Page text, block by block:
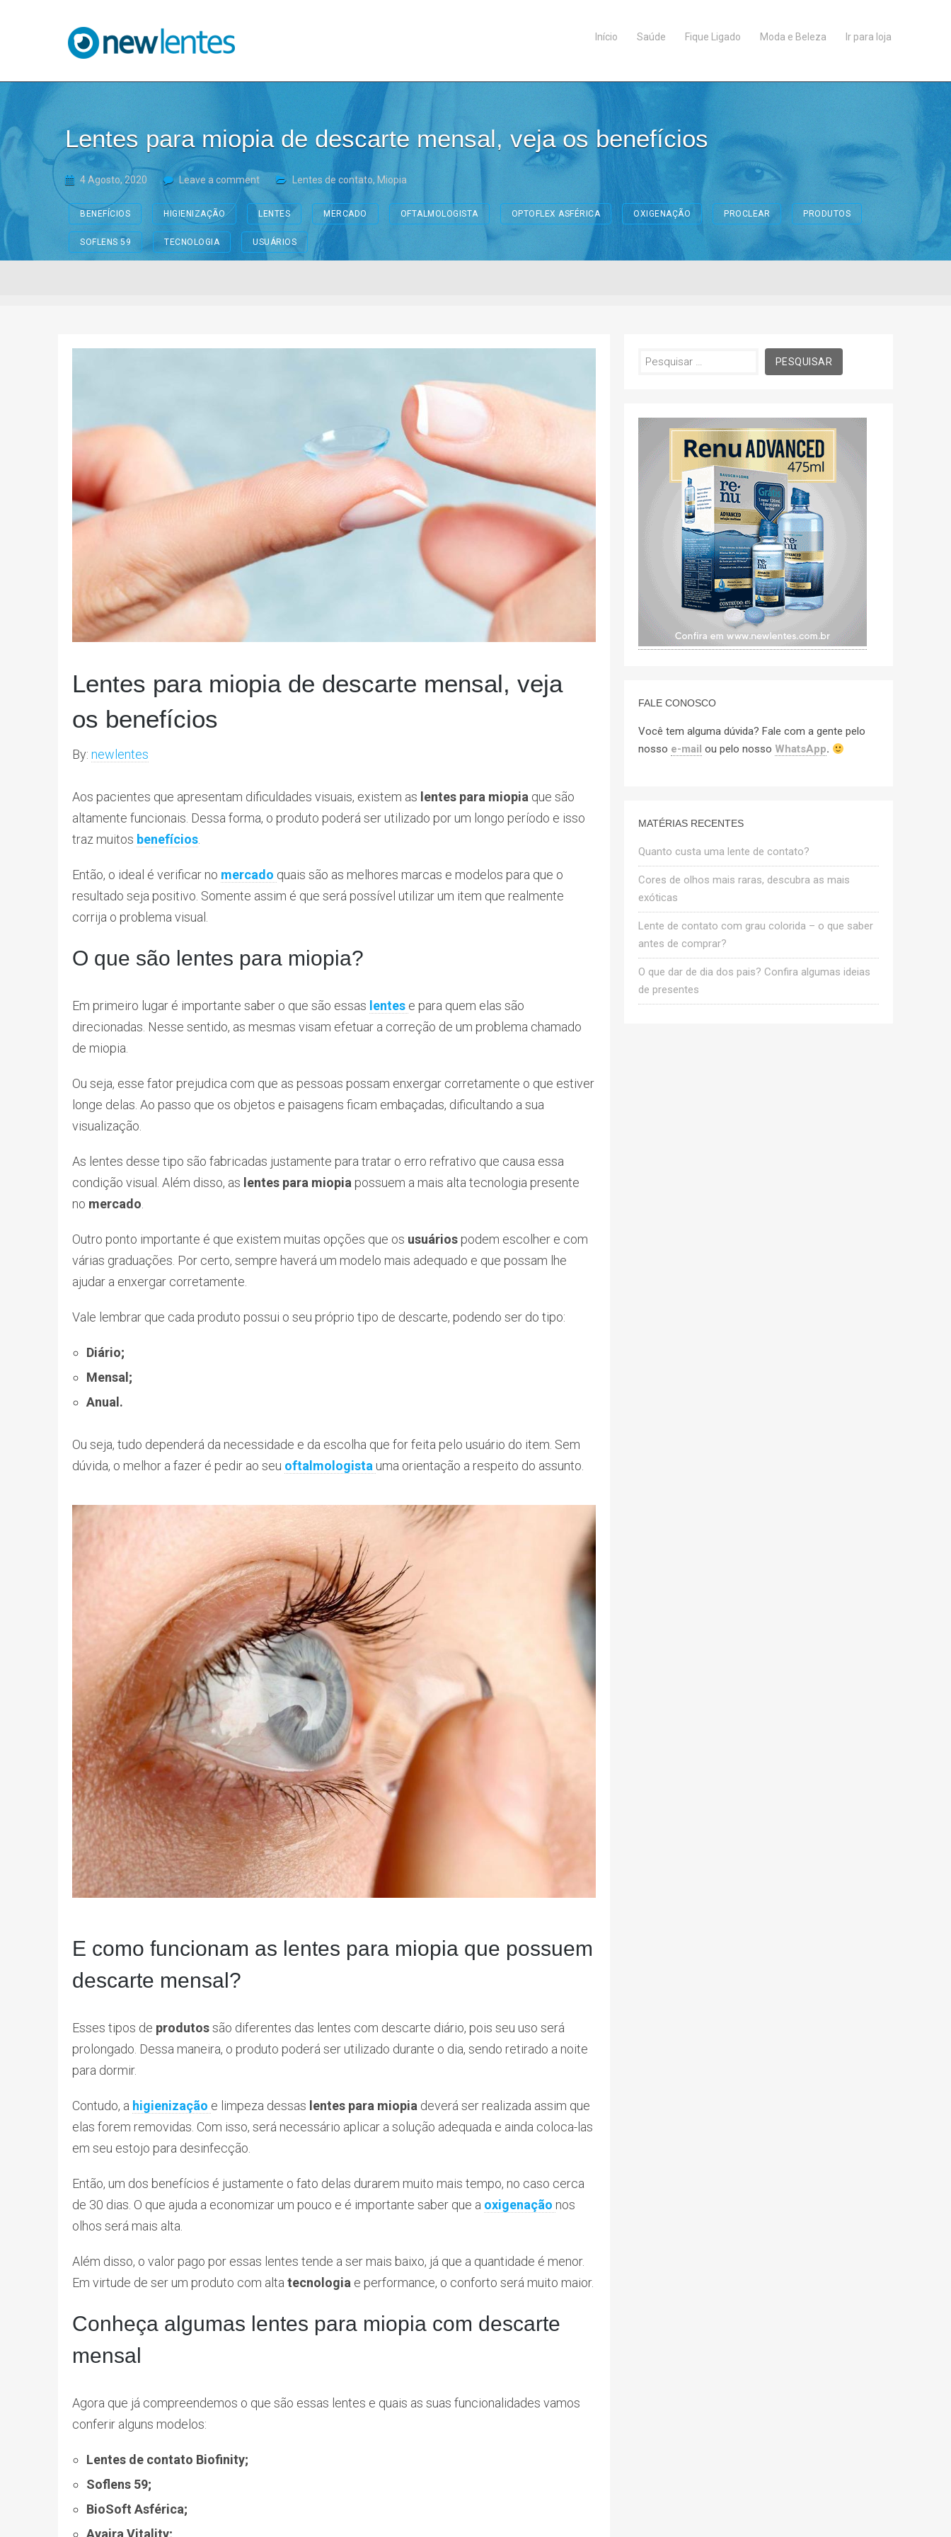
Blog NewLentes Início Saúde Fique Ligado Moda e Beleza Ir para loja
Lentes para miopia de descarte mensal, veja os benefícios
4 Agosto, 2020 Leave a comment Lentes de contato, Miopia
BENEFÍCIOS HIGIENIZAÇÃO LENTES MERCADO OFTALMOLOGISTA OPTOFLEX ASFÉRICA OXIGENAÇÃO PROCLEAR PRODUTOS
SOFLENS 59 TECNOLOGIA USUÁRIOS
Lentes para miopia de descarte mensal, veja
os benefícios
By: newlentes
Aos pacientes que apresentam dificuldades visuais, existem as lentes para miopia que são
altamente funcionais. Dessa forma, o produto poderá ser utilizado por um longo período e isso
traz muitos benefícios
Então, o ideal é verificar no mercado quais são as melhores marcas e modelos para que o
resultado seja positivo. Somente assim é que será possível utilizar um item que realmente
corrija o problema visual.
O que são lentes para miopia?
Em primeiro lugar é importante saber o que são essas lentes e para quem elas são
direcionadas. Nesse sentido, as mesmas visam efetuar a correção de um problema chamado
de miopia.
Ou seja, esse fator prejudica com que as pessoas possam enxergar corretamente o que estiver
longe delas. Ao passo que os objetos e paisagens ficam embaçadas, dificultando a sua
visualização.
As lentes desse tipo são fabricadas justamente para tratar o erro refrativo que causa essa
condição visual. Além disso, as lentes para miopia possuem a mais alta tecnologia presente
no mercado
Outro ponto importante é que existem muitas opções que os usuários podem escolher e com
várias graduações. Por certo, sempre haverá um modelo mais adequado e que possam lhe
ajudar a enxergar corretamente.
Vale lembrar que cada produto possui o seu próprio tipo de descarte, podendo ser do tipo:
Diário;
Mensal;
Anual.
Ou seja, tudo dependerá da necessidade e da escolha que for feita pelo usuário do item. Sem
dúvida, o melhor a fazer é pedir ao seu oftalmologista uma orientação a respeito do assunto.
E como funcionam as lentes para miopia que possuem
descarte mensal?
Esses tipos de produtossão diferentes das lentes com descarte diário, pois seu uso será
prolongado. Dessa maneira, o produto poderá ser utilizado durante o dia, sendo retirado a noite
para dormir.
Contudo, a higienização e limpeza dessas lentes para miopia deverá ser realizada assim que
elas forem removidas. Com isso, será necessário aplicar a solução adequada e ainda coloca-las
em seu estojo para desinfecção.
Então, um dos benefícios é justamente o fato delas durarem muito mais tempo, no caso cerca
de 30 dias. O que ajuda a economizar um pouco e é importante saber que a oxigenação nos
olhos será mais alta.
Além disso, o valor pago por essas lentes tende a ser mais baixo, já que a quantidade é menor.
Em virtude de ser um produto com alta tecnologia e performance, o conforto será muito maior.
Conheça algumas lentes para miopia com descarte
mensal
Agora que já compreendemos o que são essas lentes e quais as suas funcionalidades vamos
conferir alguns modelos:
Lentes de contato Biofinity;
Soflens 59;
BioSoft Asférica;
Pesquisar
FALE CONOSCO
Você tem alguma dúvida? Fale com a gente pelo
nosso e-mail ou pelo nosso WhatsApp.
MATÉRIAS RECENTES
Quanto custa uma lente de contato?
Cores de olhos mais raras, descubra as mais
exóticas
Lente de contato com grau colorida – o que saber
antes de comprar?
O que dar de dia dos pais? Confira algumas ideias
de presentes